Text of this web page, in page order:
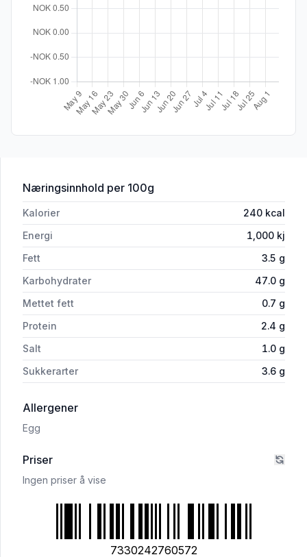
Næringsinnhold for 'Havrerundstykker Gl.Fri 280g Fria'
per 100g
Kalorier 240 kcal
Energi
1,000 kj
Fett
3.5 g
Karbohydrater
47.0 g
Mettet fett
0.7 g
Protein
2.4 g
Salt
1.0 g
Sukkerarter
3.6 g
Allergeneri 'Havrerundstykker Gl.Fri 280g Fria'
Egg
Priser
Ingen priser å vise
7330242760572